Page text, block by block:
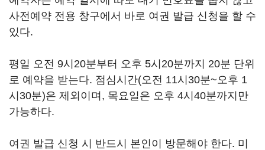
사전예약 전용 창구에서 바로 여권 발급 신청을 할 수
있다.
평일 오전 9시20분부터 오후 5시20분까지 20분 단위
로 예약을 받는다. 점심시간(오전 11시30분~오후 1
시30분)은 제외이며, 목요일은 오후 4시40분까지만
가능하다.
여권 발급 신청 시 반드시 본인이 방문해야 한다. 미